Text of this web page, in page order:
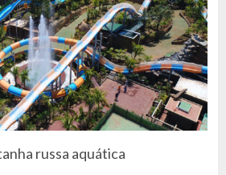
russa aquática